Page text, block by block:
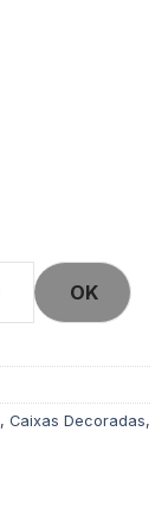
OK
, Caixas Decoradas,